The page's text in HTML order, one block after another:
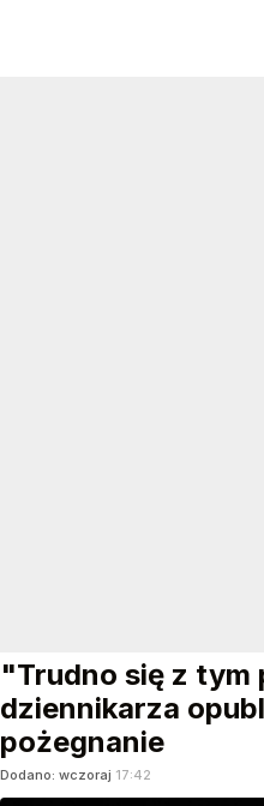
"Trudno się z tym
dziennikarza
pożegnanie
Dodano: wczoraj 17:42